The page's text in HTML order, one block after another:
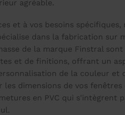
agréable.
et à vos besoins spécifiques,
dans la fabrication sur
de la marque Finstral
et de finitions, offrant un
de la couleur et
dimensions de vos fenêtres
en PVC qui s'intègrent